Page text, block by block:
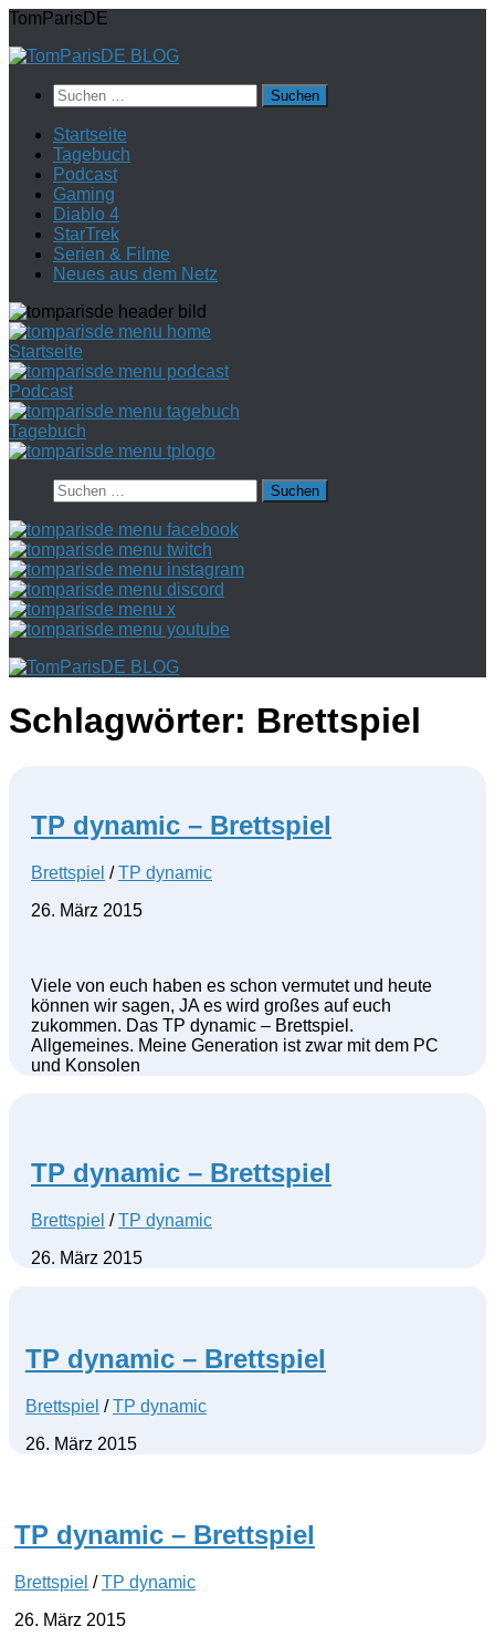
Zum
springen
TomParisDE
Suchen
nach:
Startseite
Tagebuch
Podcast
Gaming
Diablo 4
StarTrek
Serien & Filme
Neues aus dem Netz
Startseite
Podcast
Tagebuch
Suchen
nach:
Schlagwörter: Brettspiel
TP dynamic – Brettspiel
Brettspiel /TP dynamic
26. März 2015
Viele von euch haben es schon vermutet und heute
können wir sagen, JA es wird großes auf euch
zukommen. Das TP dynamic – Brettspiel.
Allgemeines. Meine Generation ist zwar mit dem PC
und Konsolen
TP dynamic – Brettspiel
Brettspiel /TP dynamic
26. März 2015
TP dynamic – Brettspiel
Brettspiel /TP dynamic
26. März 2015
TP dynamic – Brettspiel
Brettspiel /TP dynamic
26. März 2015